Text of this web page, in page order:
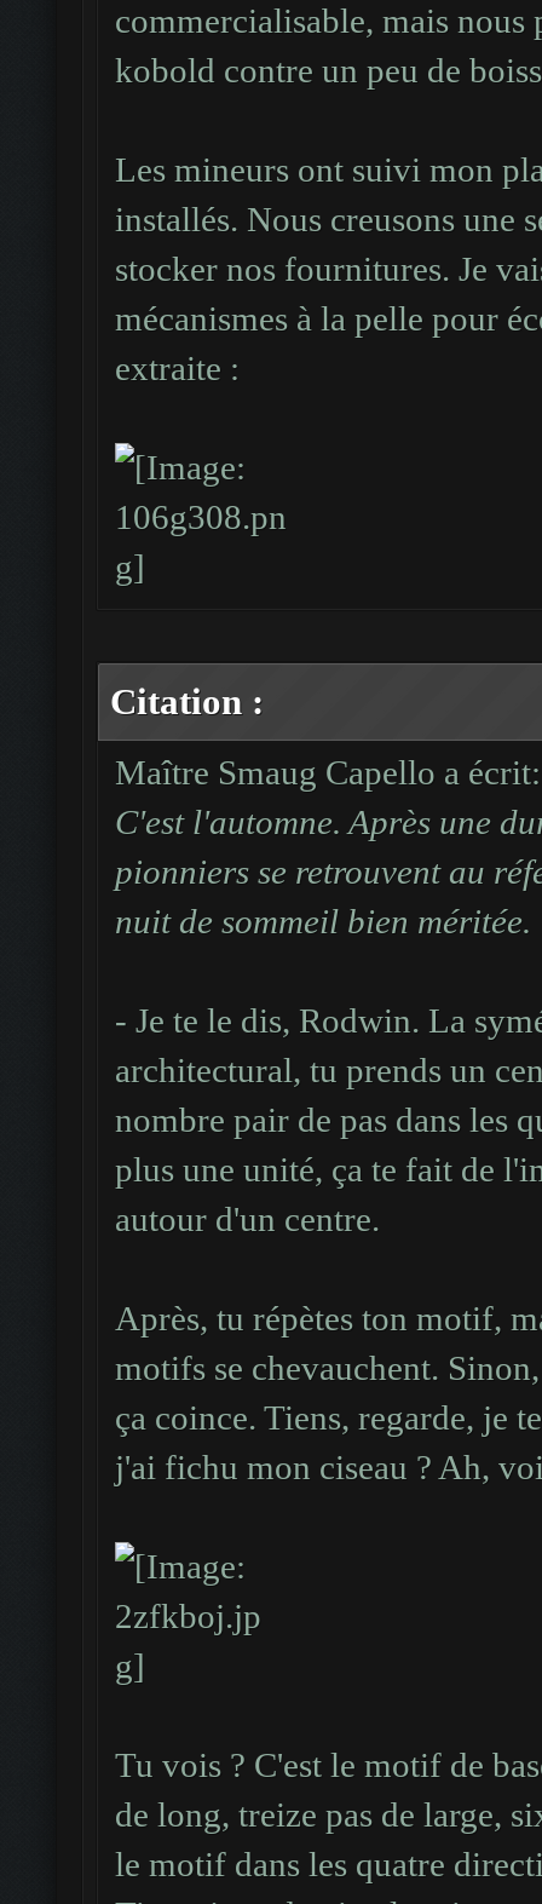
commercialisable, mais nous
kobold contre un peu de
Les mineurs ont suivi mon
installés. Nous creusons une
stocker nos fournitures. Je
mécanismes à la pelle pour
extraite :
Citation :
Maître Smaug Capello a écrit:
C'est l'automne. Après une
pionniers se retrouvent au
nuit de sommeil bien méritée.
- Je te le dis, Rodwin. La
architectural, tu prends un
nombre pair de pas dans les
plus une unité, ça te fait de
autour d'un centre.
Après, tu répètes ton motif,
motifs se chevauchent.
ça coince. Tiens, regarde, je
j'ai fichu mon ciseau ? Ah,
Tu vois ? C'est le motif de
de long, treize pas de large,
le motif dans les quatre